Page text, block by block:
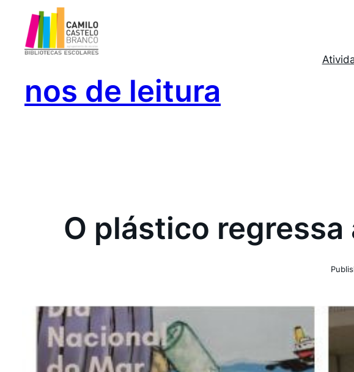
Saltar
nos de leitura
O plástico regressa